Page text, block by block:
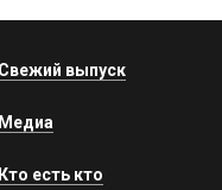
Свежий выпуск
Медиа
Кто есть кто